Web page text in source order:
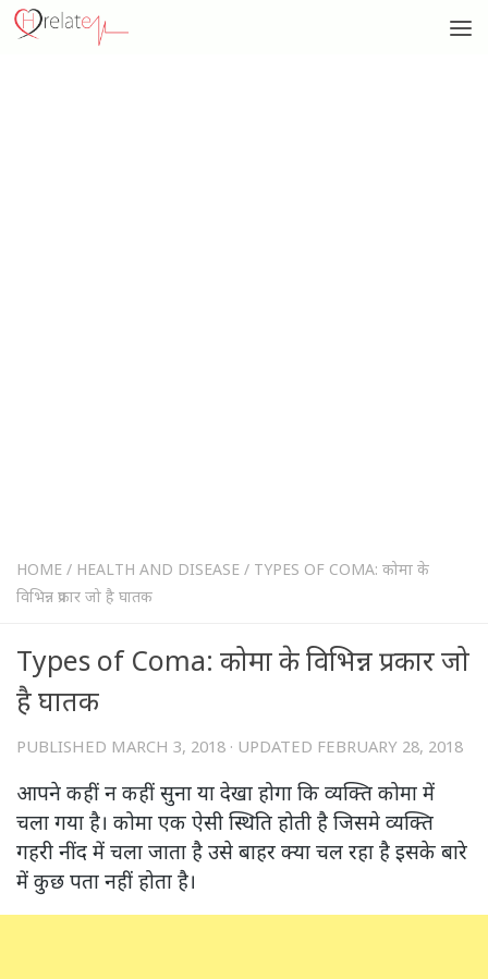
HOME / HEALTH AND DISEASE / TYPES OF COMA: कोमा के
विभिन्न प्रकार जो है घातक
Types of Coma: कोमा के विभिन्न प्रकार जो
है घातक
PUBLISHED MARCH 3, 2018 · UPDATED FEBRUARY 28, 2018
आपने कहीं न कहीं सुना या देखा होगा कि व्यक्ति कोमा में
चला गया है। कोमा एक ऐसी स्थिति होती है जिसमे व्यक्ति
गहरी नींद में चला जाता है उसे बाहर क्या चल रहा है इसके बारे
में कुछ पता नहीं होता है।